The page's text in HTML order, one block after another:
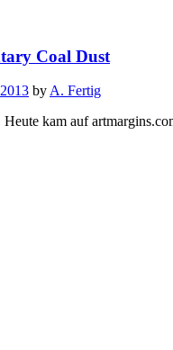
Coal Dust
by A. Fertig
Heute kam auf